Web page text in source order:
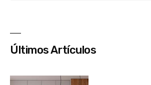
Últimos Artículos